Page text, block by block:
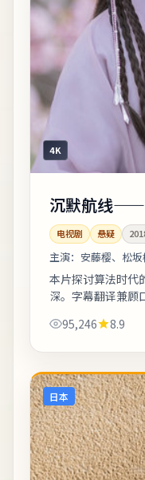
4K
沉默航线——
电视剧 悬疑
主演： 安藤樱、松
本片探讨算法时代
深。字幕翻译兼顾
体会声音细节。《
95,246 8.9
日本